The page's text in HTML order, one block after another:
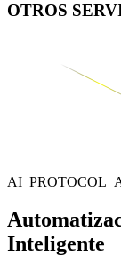
OTROS
Inteligente